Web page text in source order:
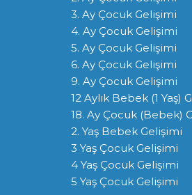
3. Ay Çocuk Gelişimi
4. Ay Çocuk Gelişimi
5. Ay Çocuk Gelişimi
6. Ay Çocuk Gelişimi
9. Ay Çocuk Gelişimi
12 Aylık Bebek (1 Yaş)
18. Ay Çocuk (Bebek)
2. Yaş Bebek Gelişimi
3 Yaş Çocuk Gelişimi
4 Yaş Çocuk Gelişimi
5 Yaş Çocuk Gelişimi